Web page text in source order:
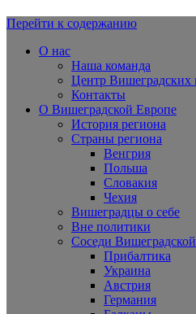
Вишеградская
Перейти к содержанию
О нас
Наша команда
Центр Вишеградских
Контакты
О Вишеградской Европе
История региона
Страны региона
Венгрия
Польша
Словакия
Чехия
Вишеградцы о себе
Вне политики
Соседи
Прибалтика
Украина
Австрия
Германия